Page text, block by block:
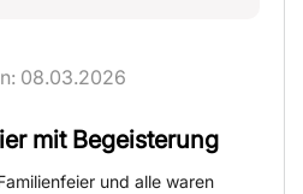
08.03.2026
mit Begeisterung
und alle waren